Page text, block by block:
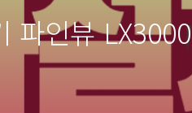
파인뷰 LX3000